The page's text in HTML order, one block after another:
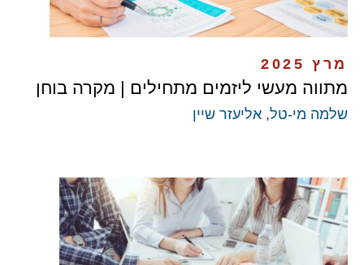
מרץ 2025
מתווה מעשי ליזמים מתחילים | מקרה בוחן
שלמה מי-טל, אליעזר שיין